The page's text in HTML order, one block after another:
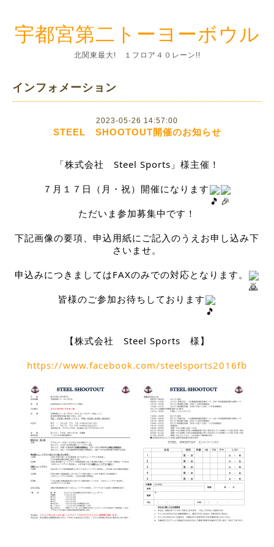
宇都宮第二トーヨーボウル
北関東最大! １フロア４０レーン!!
インフォメーション
2023-05-26 14:57:00
STEEL SHOOTOUT開催のお知らせ
「株式会社　Steel Sports」様主催！
７月１７日（月・祝）開催になります
ただいま参加募集中です！
下記画像の要項、申込用紙にご記入のうえお申し込み下
さいませ。
申込みにつきましてはFAXのみでの対応となります。
皆様のご参加お待ちしております
【株式会社　Steel Sports　様】
https://www.facebook.com/steelsports2016fb